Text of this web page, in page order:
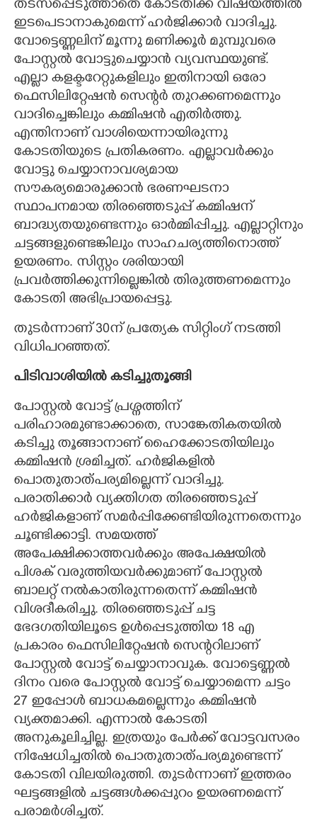
തടസപ്പെടുത്താതെ കോടതിക്ക് വിഷയത്തിൽ
ഇടപെടാനാകുമെന്ന് ഹർജിക്കാർ വാദിച്ചു.
വോട്ടെണ്ണലിന് മൂന്നു മണിക്കൂർ മുമ്പുവരെ
പോസ്റ്റൽ വോട്ടുചെയ്യാൻ വ്യവസ്ഥയുണ്ട്.
എല്ലാ കളക്ടറേറ്റുകളിലും ഇതിനായി ഒരോ
ഫെസിലിറ്റേഷൻ സെന്റർ തുറക്കണമെന്നും
വാദിച്ചെങ്കിലും കമ്മിഷൻ എതിർത്തു.
എന്തിനാണ് വാശിയെന്നായിരുന്നു
കോടതിയുടെ പ്രതികരണം. എല്ലാവർക്കും
വോട്ടു ചെയ്യാനാവശ്യമായ
സൗകര്യമൊരുക്കാൻ ഭരണഘടനാ
സ്ഥാപനമായ തിരഞ്ഞെടുപ്പ് കമ്മിഷന്
ബാദ്ധ്യതയുണ്ടെന്നും ഓർമ്മിപ്പിച്ചു. എല്ലാറ്റിനും
ചട്ടങ്ങളുണ്ടെങ്കിലും സാഹചര്യത്തിനൊത്ത്
ഉയരണം. സിസ്റ്റം ശരിയായി
പ്രവർത്തിക്കുന്നില്ലെങ്കിൽ തിരുത്തണമെന്നും
കോടതി അഭിപ്രായപ്പെട്ടു.
തുടർന്നാണ് 30ന് പ്രത്യേക സിറ്റിംഗ് നടത്തി
വിധിപറഞ്ഞത്.
പിടിവാശിയിൽ കടിച്ചുതൂങ്ങി
പോസ്റ്റൽ വോട്ട് പ്രശ്നത്തിന്
പരിഹാരമുണ്ടാക്കാതെ, സാങ്കേതികതയിൽ
കടിച്ചു തൂങ്ങാനാണ് ഹൈക്കോടതിയിലും
കമ്മിഷൻ ശ്രമിച്ചത്. ഹർജികളിൽ
പൊതുതാത്പര്യമില്ലെന്ന് വാദിച്ചു.
പരാതിക്കാർ വ്യക്തിഗത തിരഞ്ഞെടുപ്പ്
ഹർജികളാണ് സമർപ്പിക്കേണ്ടിയിരുന്നതെന്നും
ചൂണ്ടിക്കാട്ടി. സമയത്ത്
അപേക്ഷിക്കാത്തവർക്കും അപേക്ഷയിൽ
പിശക് വരുത്തിയവർക്കുമാണ് പോസ്റ്റൽ
ബാലറ്റ് നൽകാതിരുന്നതെന്ന് കമ്മിഷൻ
വിശദീകരിച്ചു. തിരഞ്ഞെടുപ്പ് ചട്ട
ഭേദഗതിയിലൂടെ ഉൾപ്പെടുത്തിയ 18 എ
പ്രകാരം ഫെസിലിറ്റേഷൻ സെന്ററിലാണ്
പോസ്റ്റൽ വോട്ട് ചെയ്യാനാവുക. വോട്ടെണ്ണൽ
ദിനം വരെ പോസ്റ്റൽ വോട്ട് ചെയ്യാമെന്ന ചട്ടം
27 ഇപ്പോൾ ബാധകമല്ലെന്നും കമ്മിഷൻ
വ്യക്തമാക്കി. എന്നാൽ കോടതി
അനുകൂലിച്ചില്ല. ഇത്രയും പേർക്ക് വോട്ടവസരം
നിഷേധിച്ചതിൽ പൊതുതാത്പര്യമുണ്ടെന്ന്
കോടതി വിലയിരുത്തി. തുടർന്നാണ് ഇത്തരം
ഘട്ടങ്ങളിൽ ചട്ടങ്ങൾക്കപ്പുറം ഉയരണമെന്ന്
പരാമർശിച്ചത്.